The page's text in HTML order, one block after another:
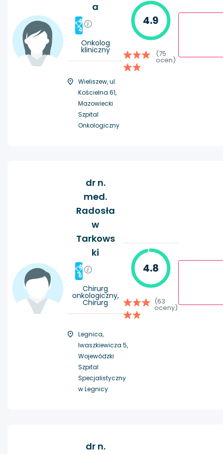
a
#
4
Onkolog
kliniczny
Wieliszew, ul.
Kościelna 61,
Mazowiecki
Szpital
Onkologiczny
4.9
(75
ocen)
dr n.
med.
Radosła
w
Tarkows
ki
#
6
Chirurg
onkologiczny,
Chirurg
Legnica,
Iwaszkiewicza 5,
Wojewódzki
Szpital
Specjalistyczny
w Legnicy
4.8
(63
oceny)
dr n.